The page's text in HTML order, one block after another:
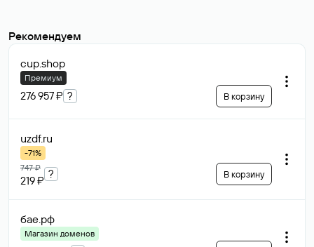
Рекомендуем
cup.shop
Премиум
276 957 ₽ ? В корзину
uzdf.ru
-71%
747 ₽
219 ₽
? В корзину
бае.рф
Магазин доменов